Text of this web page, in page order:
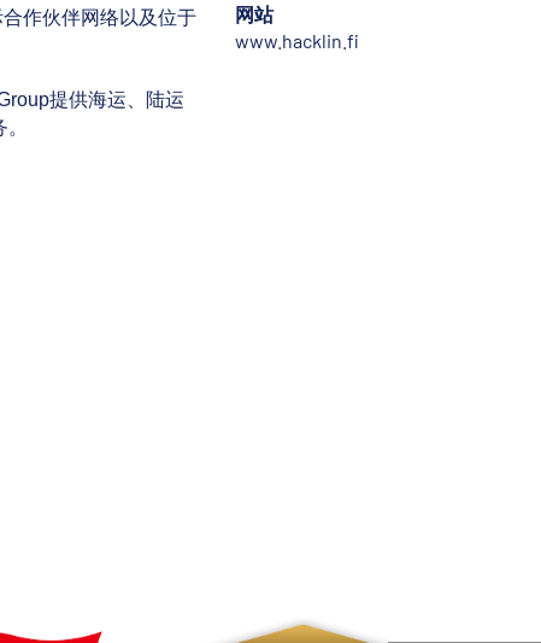
作伙伴网络以及位于
提供海运、陆运
网站
www.hacklin.fi